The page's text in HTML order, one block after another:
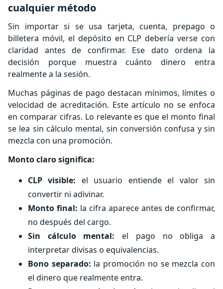
cualquier método
Sin importar si se usa tarjeta, cuenta, prepago o
billetera móvil, el depósito en CLP debería verse con
claridad antes de confirmar. Ese dato ordena la
decisión porque muestra cuánto dinero entra
realmente a la sesión.
Muchas páginas de pago destacan mínimos, límites o
velocidad de acreditación. Este artículo no se enfoca
en comparar cifras. Lo relevante es que el monto final
se lea sin cálculo mental, sin conversión confusa y sin
mezcla con una promoción.
Monto claro significa:
CLP visible: el usuario entiende el valor sin
convertir ni adivinar.
Monto final: la cifra aparece antes de confirmar,
no después del cargo.
Sin cálculo mental: el pago no obliga a
interpretar divisas o equivalencias.
Bono separado: la promoción no se mezcla con
el dinero que realmente entra.